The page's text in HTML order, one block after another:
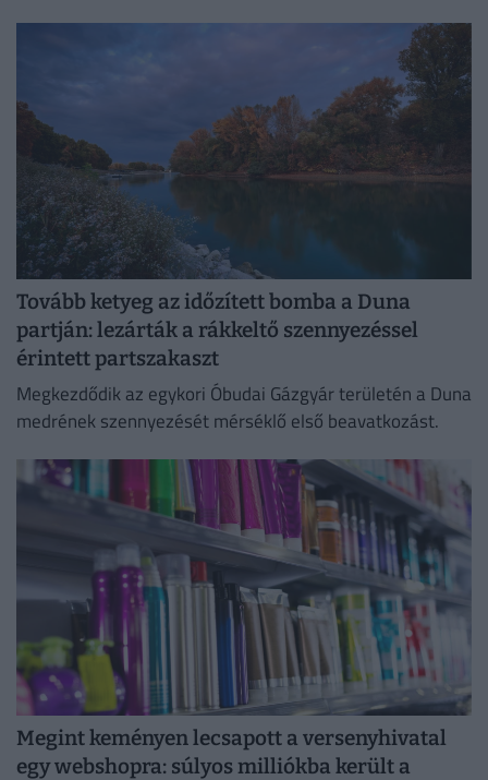
Tovább ketyeg az időzített bomba a Duna
partján: lezárták a rákkeltő szennyezéssel
érintett partszakaszt
Megkezdődik az egykori Óbudai Gázgyár területén a Duna
medrének szennyezését mérséklő első beavatkozást.
Megint keményen lecsapott a versenyhivatal
egy webshopra: súlyos milliókba került a